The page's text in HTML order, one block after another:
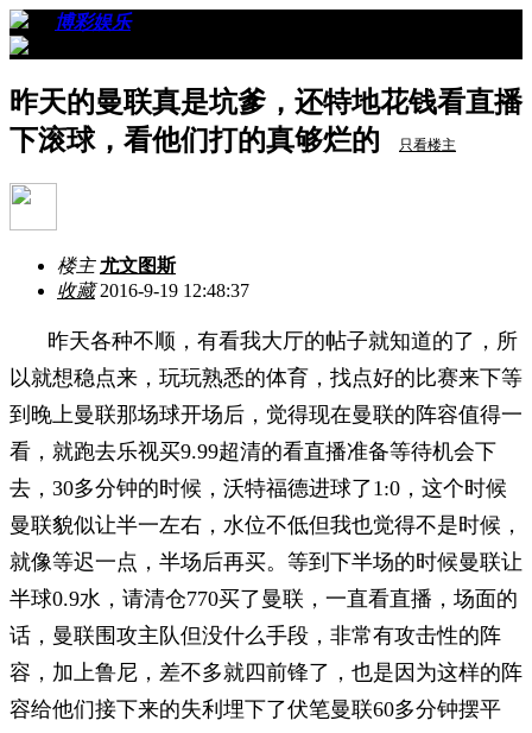
博彩娱乐
昨天的曼联真是坑爹，还特地花钱看直播
下滚球，看他们打的真够烂的
只看楼主
楼主 尤文图斯
收藏2016-9-19 12:48:37
昨天各种不顺，有看我大厅的帖子就知道的了，所
以就想稳点来，玩玩熟悉的体育，找点好的比赛来下等
到晚上曼联那场球开场后，觉得现在曼联的阵容值得一
看，就跑去乐视买9.99超清的看直播准备等待机会下
去，30多分钟的时候，沃特福德进球了1:0，这个时候
曼联貌似让半一左右，水位不低但我也觉得不是时候，
就像等迟一点，半场后再买。等到下半场的时候曼联让
半球0.9水，请清仓770买了曼联，一直看直播，场面的
话，曼联围攻主队但没什么手段，非常有攻击性的阵
容，加上鲁尼，差不多就四前锋了，也是因为这样的阵
容给他们接下来的失利埋下了伏笔曼联60多分钟摆平